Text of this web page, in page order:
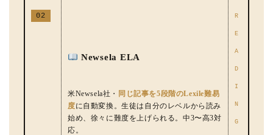
02
Newsela ELA
米Newsela社・ 同じ記事を5段階のLexile難易
度に自動変換。生徒は自分のレベルから読み
始め、徐々に難度を上げられる。中3〜高3対
応。
R
E
A
D
I
N
G